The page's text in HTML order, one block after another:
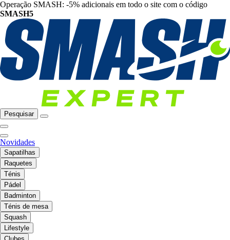
Operação SMASH: -5% adicionais em todo o site com o código
SMASH5
Pesquisar
Novidades
Sapatilhas
Raquetes
Ténis
Pádel
Badminton
Ténis de mesa
Squash
Lifestyle